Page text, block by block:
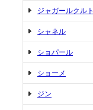
ジャガールクルト
シャネル
ショパール
ショーメ
ジン